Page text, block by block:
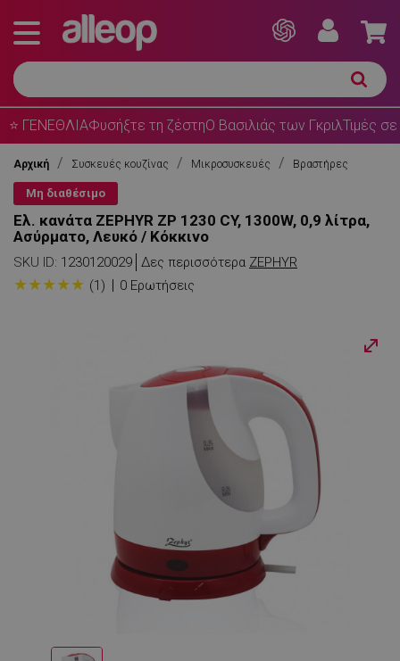
⭐ ΓΕΝΕΘΛΙΑΦυσήξτε τη ζέστηΟ Βασιλιάς των ΓκριλΤιμές σε
Αρχική Συσκευές κουζίνας Μικροσυσκευές Βραστήρες
Μη διαθέσιμο
Ελ. κανάτα ZEPHYR ZP 1230 CY, 1300W, 0,9 λίτρα,
Ασύρματο, Λευκό / Κόκκινο
SKU ID: 1230120029 Δες περισσότερα ZEPHYR
★★★★★ (1) 0 Ερωτήσεις